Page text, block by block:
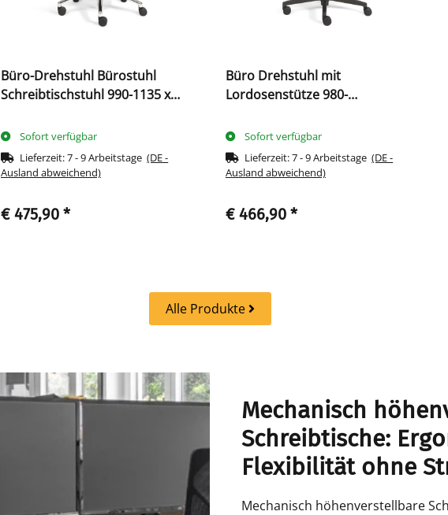
Büro-Drehstuhl Bürostuhl
Schreibtischstuhl 990-1135 x
Sofort verfügbar
Lieferzeit:7 - 9 Arbeitstage(DE -
Ausland abweichend)
€ 475,90 *
Büro Drehstuhl mit
Lordosenstütze 980-
210360
Sofort verfügbar
Lieferzeit:7 - 9 Arbeitstage(DE -
Ausland abweichend)
€ 466,90 *
Alle Produkte
Mechanisch
Schreibtische:
Flexibilität ohne
Mechanisch höhenverstellbare